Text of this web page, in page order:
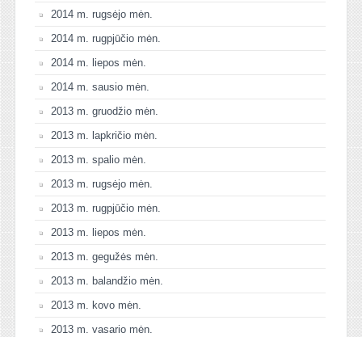
2014 m. rugsėjo mėn.
2014 m. rugpjūčio mėn.
2014 m. liepos mėn.
2014 m. sausio mėn.
2013 m. gruodžio mėn.
2013 m. lapkričio mėn.
2013 m. spalio mėn.
2013 m. rugsėjo mėn.
2013 m. rugpjūčio mėn.
2013 m. liepos mėn.
2013 m. gegužės mėn.
2013 m. balandžio mėn.
2013 m. kovo mėn.
2013 m. vasario mėn.